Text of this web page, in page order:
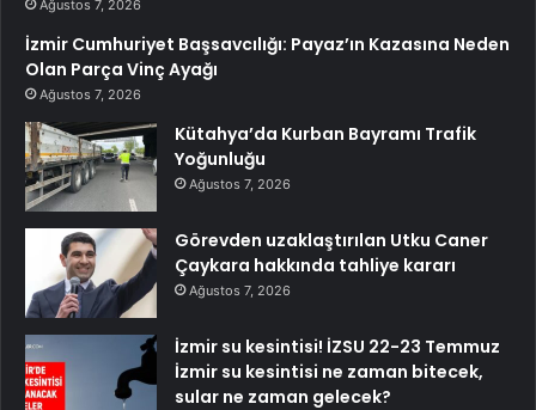
Ağustos 7, 2026
İzmir Cumhuriyet Başsavcılığı: Payaz’ın Kazasına Neden
Olan Parça Vinç Ayağı
Ağustos 7, 2026
Kütahya’da Kurban Bayramı Trafik
Yoğunluğu
Ağustos 7, 2026
Görevden uzaklaştırılan Utku Caner
Çaykara hakkında tahliye kararı
Ağustos 7, 2026
İzmir su kesintisi! İZSU 22-23 Temmuz
İzmir su kesintisi ne zaman bitecek,
sular ne zaman gelecek?